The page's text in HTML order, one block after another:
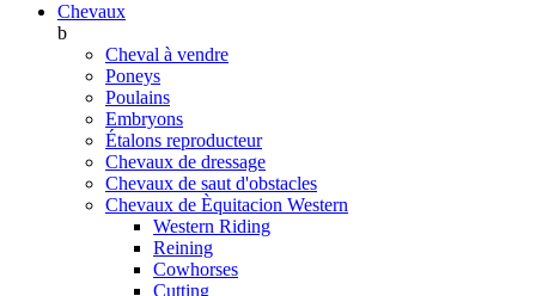
Chevaux
b
Cheval à vendre
Poneys
Poulains
Embryons
Étalons reproducteur
Chevaux de dressage
Chevaux de saut d'obstacles
Chevaux de Èquitacion Western
Western Riding
Reining
Cowhorses
Cutting